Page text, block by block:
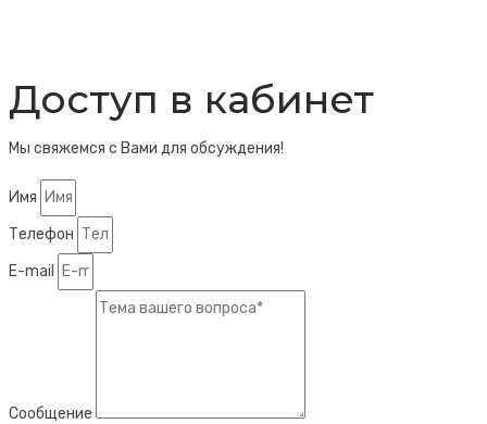
Доступ в кабинет
Мы свяжемся с Вами для обсуждения!
Имя
Телефон
E-mail
Сообщение